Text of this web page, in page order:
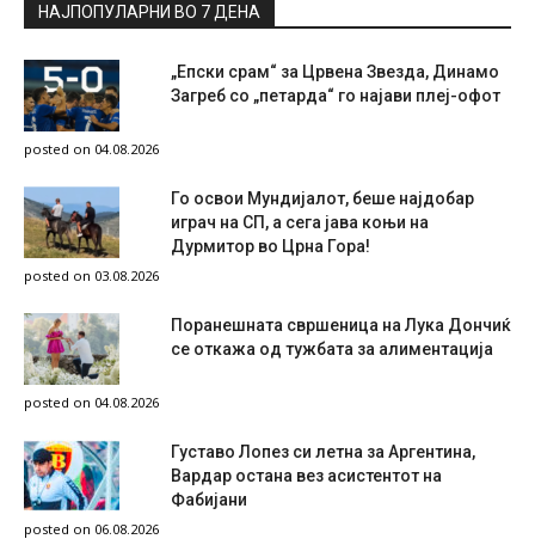
НАЈПОПУЛАРНИ ВО 7 ДЕНА
„Епски срам“ за Црвена Звезда, Динамо
Загреб со „петарда“ го најави плеј-офот
posted on 04.08.2026
Го освои Мундијалот, беше најдобар
играч на СП, а сега јава коњи на
Дурмитор во Црна Гора!
posted on 03.08.2026
Поранешната свршеница на Лука Дончиќ
се откажа од тужбата за алиментација
posted on 04.08.2026
Густаво Лопез си летна за Аргентина,
Вардар остана вез асистентот на
Фабијани
posted on 06.08.2026